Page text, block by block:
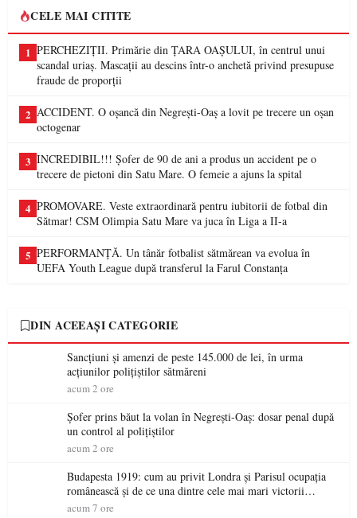
CELE MAI CITITE
1 PERCHEZIȚII. Primărie din ȚARA OAȘULUI, în centrul unui
scandal uriaș. Mascații au descins într-o anchetă privind presupuse
fraude de proporții
2 ACCIDENT. O oșancă din Negrești-Oaș a lovit pe trecere un oșan
octogenar
3 INCREDIBIL!!! Șofer de 90 de ani a produs un accident pe o
trecere de pietoni din Satu Mare. O femeie a ajuns la spital
4 PROMOVARE. Veste extraordinară pentru iubitorii de fotbal din
Sătmar! CSM Olimpia Satu Mare va juca în Liga a II-a
5 PERFORMANȚĂ. Un tânăr fotbalist sătmărean va evolua în
UEFA Youth League după transferul la Farul Constanța
DIN ACEEAȘI CATEGORIE
Sancțiuni și amenzi de peste 145.000 de lei, în urma
acțiunilor polițiștilor sătmăreni
acum 2 ore
Șofer prins băut la volan în Negrești-Oaș: dosar penal după
un control al polițiștilor
acum 2 ore
Budapesta 1919: cum au privit Londra și Parisul ocupația
românească și de ce una dintre cele mai mari victorii
militare ale României a devenit o controversă diplomatică
acum 7 ore